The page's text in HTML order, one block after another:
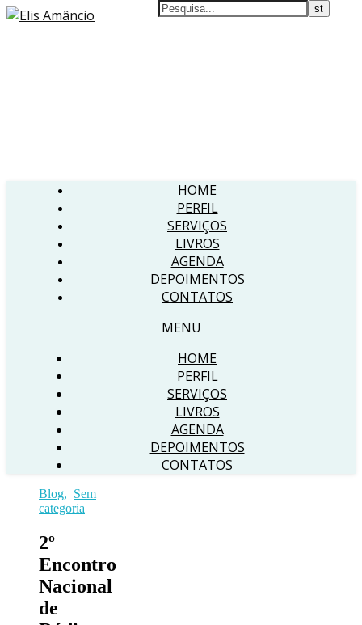
HOME
PERFIL
SERVIÇOS
LIVROS
AGENDA
DEPOIMENTOS
CONTATOS
MENU
HOME
PERFIL
SERVIÇOS
LIVROS
AGENDA
DEPOIMENTOS
CONTATOS
Blog, Sem
categoria
2º
Encontro
Nacional
de